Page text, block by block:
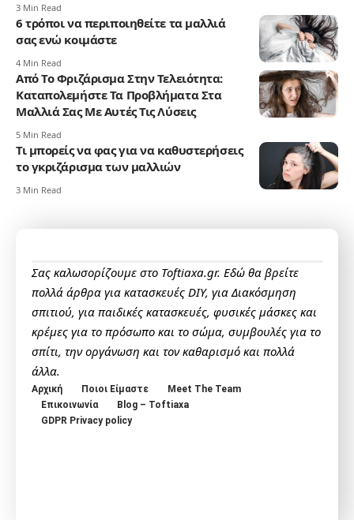
3 Min Read
6 τρόποι να περιποιηθείτε τα μαλλιά
σας ενώ κοιμάστε
4 Min Read
Από Το Φριζάρισμα Στην Τελειότητα:
Καταπολεμήστε Τα Προβλήματα Στα
Μαλλιά Σας Με Αυτές Τις Λύσεις
5 Min Read
Τι μπορείς να φας για να καθυστερήσεις
το γκριζάρισμα των μαλλιών
3 Min Read
Σας καλωσορίζουμε στο Toftiaxa.gr. Εδώ θα βρείτε
πολλά άρθρα για κατασκευές DIY, για Διακόσμηση
σπιτιού, για παιδικές κατασκευές, φυσικές μάσκες και
κρέμες για το πρόσωπο και το σώμα, συμβουλές για το
σπίτι, την οργάνωση και τον καθαρισμό και πολλά
άλλα.
Αρχική Ποιοι Είμαστε
Meet The Team
Επικοινωνία
Blog – Toftiaxa
GDPR Privacy policy